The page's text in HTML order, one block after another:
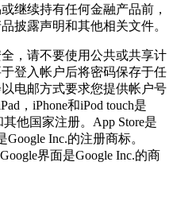
继续持有任何金融产品前，
披露声明和其他相关文件。
，请不要使用公共或共享计
登入帐户后将密码保存于任
电邮方式要求您提供帐户号
，iPhone和iPod touch是
他国家注册。App Store是
Inc.的注册商标。
界面是Google Inc.的商